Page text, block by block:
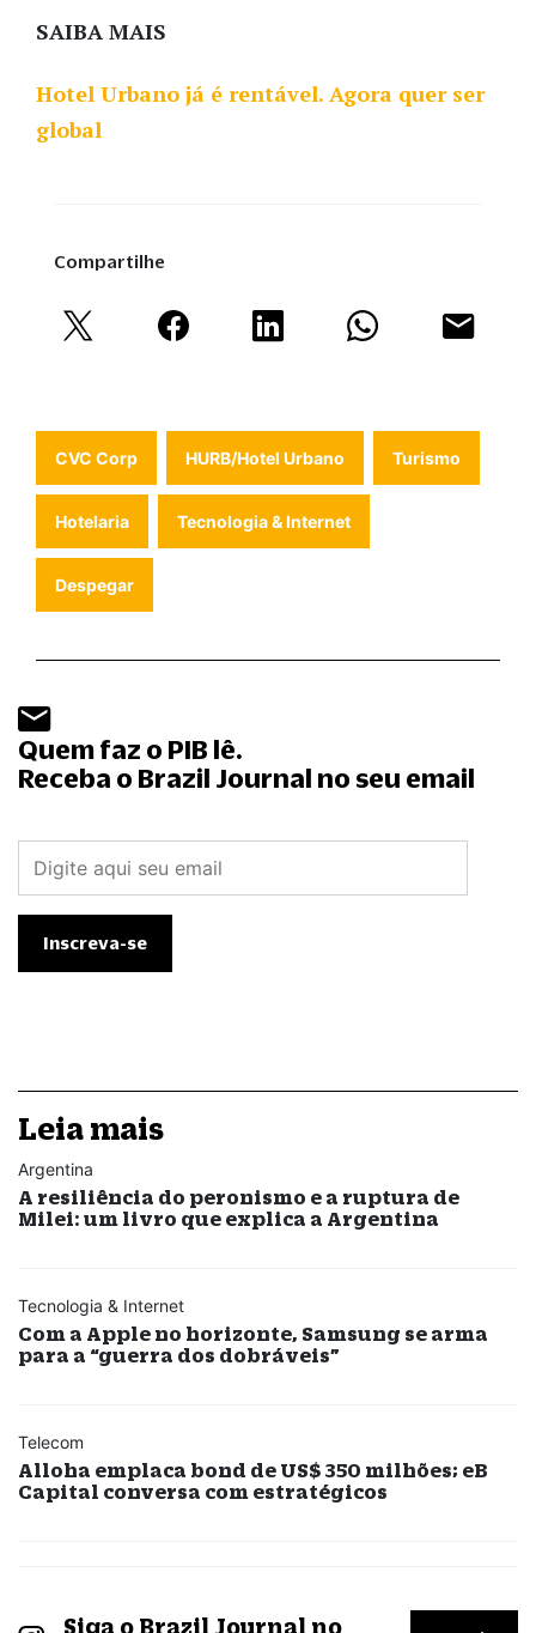
SAIBA MAIS
Hotel Urbano já é rentável. Agora quer ser
global
Compartilhe
CVC Corp HURB/Hotel Urbano Turismo
Hotelaria Tecnologia & Internet
Despegar
Quem faz o PIB lê.
Receba o Brazil Journal no seu email
Leia mais
Argentina
A resiliência do peronismo e a ruptura de
Milei: um livro que explica a Argentina
Tecnologia & Internet
Com a Apple no horizonte, Samsung se arma
para a “guerra dos dobráveis”
Telecom
Alloha emplaca bond de US$ 350 milhões; eB
Capital conversa com estratégicos
Siga o Brazil Journal no